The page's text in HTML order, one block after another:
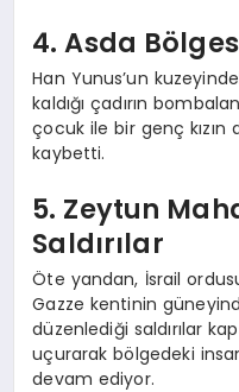
4. Asda
Han Yunus’un
kaldığı çadırın
çocuk ile bir genç kızın
kaybetti.
5. Zeytun
Saldırılar
Öte yandan, İsrail
Gazze kentinin
düzenlediği saldırılar
uçurarak bölgedeki
devam ediyor.